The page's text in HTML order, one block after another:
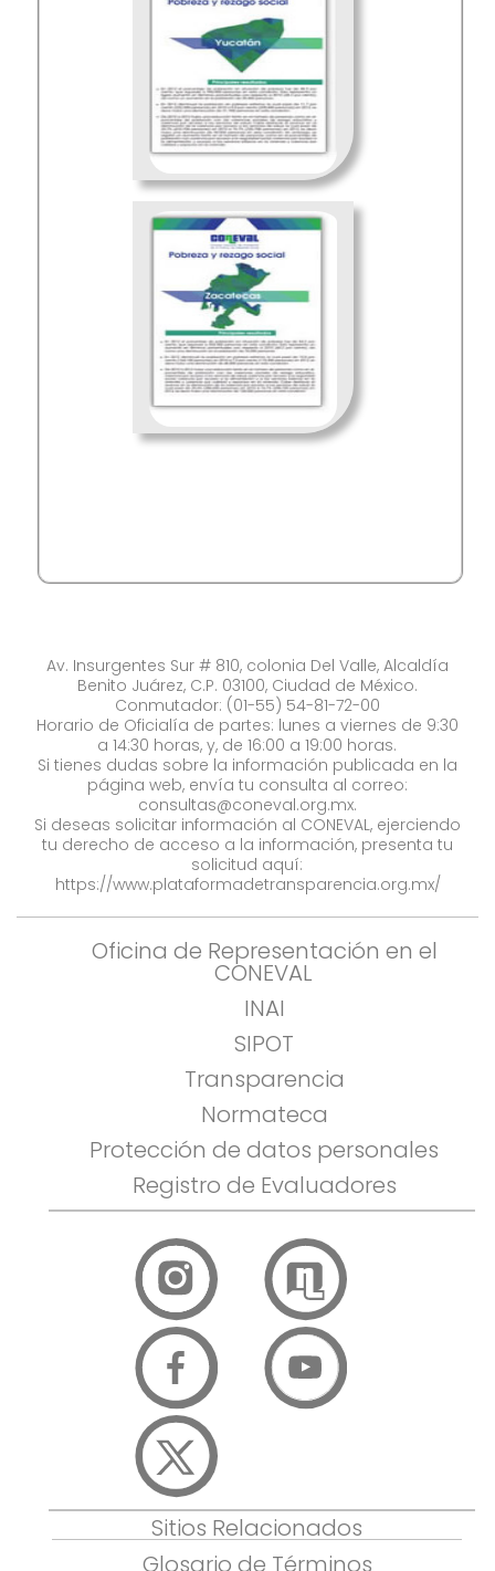
Av. Insurgentes Sur # 810, colonia Del Valle, Alcaldía
Benito Juárez, C.P. 03100, Ciudad de México.
Conmutador: (01-55) 54-81-72-00
Horario de Oficialía de partes: lunes a viernes de 9:30
a 14:30 horas, y, de 16:00 a 19:00 horas.
Si tienes dudas sobre la información publicada en la
página web, envía tu consulta al correo:
consultas@coneval.org.mx.
Si deseas solicitar información al CONEVAL, ejerciendo
tu derecho de acceso a la información, presenta tu
solicitud aquí:
https://www.plataformadetransparencia.org.mx/
Oficina de Representación en el
CONEVAL
INAI
SIPOT
Transparencia
Normateca
Protección de datos personales
Registro de Evaluadores
Sitios Relacionados
Glosario de Términos